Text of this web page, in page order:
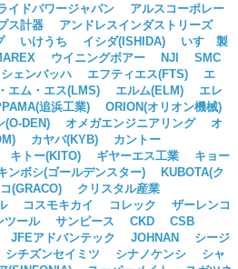
イドパワージャパン
アルスコーポレー
ス計器
アンドレスインダストリーズ
いけうち イシダ(ISHIDA)
いすゞ製
ウイニングボアー NJI
SMC
ェンバッハ エフティエス(FTS)
エ
エム・エス(LMS) エルム(ELM)
エレ
追浜工業)
ORION(オリオン機械)
(O-DEN) オメガエンジニアリング
オ
カヤバ(KYB)
カントー
キトー(KITO) ギヤーエス工業
キョー
ンボシ(ゴールデンスター)
KUBOTA(ク
(GRACO)
クリスタル産業
コスモキカイ コレック
ザーレンコ
ツール サンピース CKD
CSB
JFEアドバンテック JOHNAN
シージ
シチズンセイミツ シナノケンシ
シャ